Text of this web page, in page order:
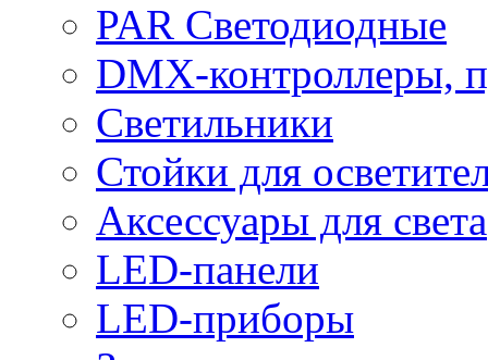
PAR Светодиодные
DMX-контроллеры,
Светильники
Стойки для
Аксессуары для света
LED-панели
LED-приборы